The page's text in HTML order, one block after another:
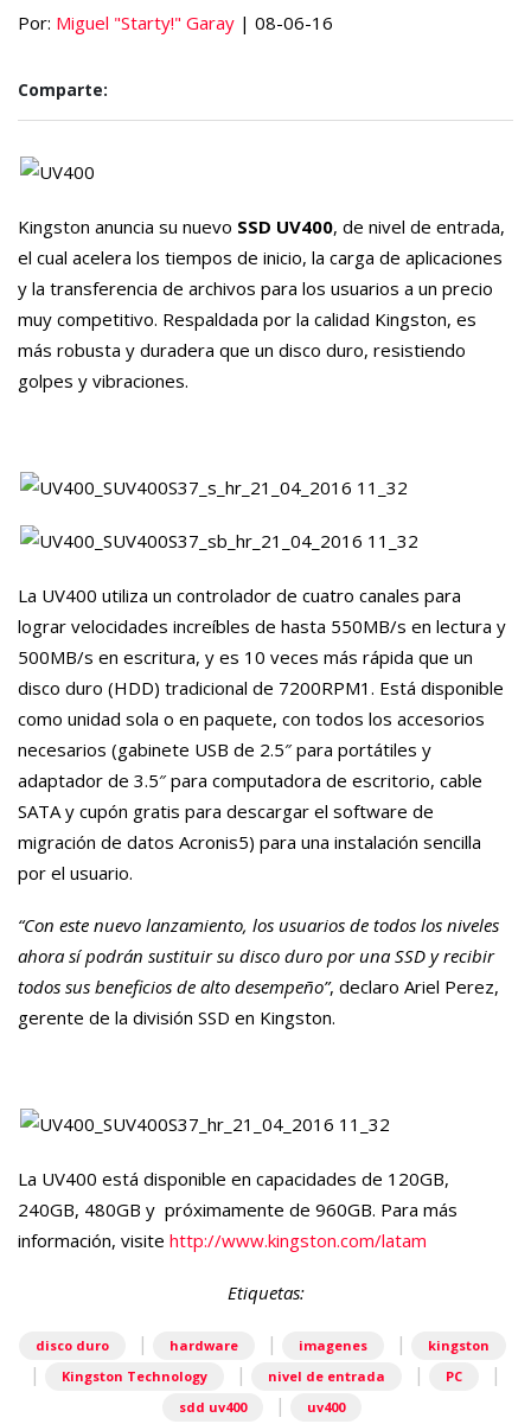
Por: Miguel "Starty!" Garay | 08-06-16
Comparte:
Kingston anuncia su nuevo SSD UV400, de nivel de entrada,
el cual acelera los tiempos de inicio, la carga de aplicaciones
y la transferencia de archivos para los usuarios a un precio
muy competitivo. Respaldada por la calidad Kingston, es
más robusta y duradera que un disco duro, resistiendo
golpes y vibraciones.
La UV400 utiliza un controlador de cuatro canales para
lograr velocidades increíbles de hasta 550MB/s en lectura y
500MB/s en escritura, y es 10 veces más rápida que un
disco duro (HDD) tradicional de 7200RPM1. Está disponible
como unidad sola o en paquete, con todos los accesorios
necesarios (gabinete USB de 2.5″ para portátiles y
adaptador de 3.5″ para computadora de escritorio, cable
SATA y cupón gratis para descargar el software de
migración de datos Acronis5) para una instalación sencilla
por el usuario.
“Con este nuevo lanzamiento, los usuarios de todos los niveles
ahora sí podrán sustituir su disco duro por una SSD y recibir
todos sus beneficios de alto desempeño”, declaro Ariel Perez,
gerente de la división SSD en Kingston.
La UV400 está disponible en capacidades de 120GB,
240GB, 480GB y próximamente de 960GB. Para más
información, visite http://www.kingston.com/latam
Etiquetas:
disco duro | hardware | imagenes | kingston
| Kingston Technology | nivel de entrada | PC |
sdd uv400 | uv400